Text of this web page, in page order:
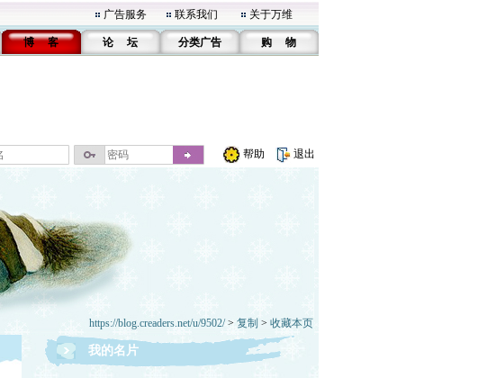
广告服务 联系我们 关于万维
博 客 论 坛 分类广告 购 物
帮助 退出
https://blog.creaders.net/u/9502/> 复制 > 收藏本页
我的名片